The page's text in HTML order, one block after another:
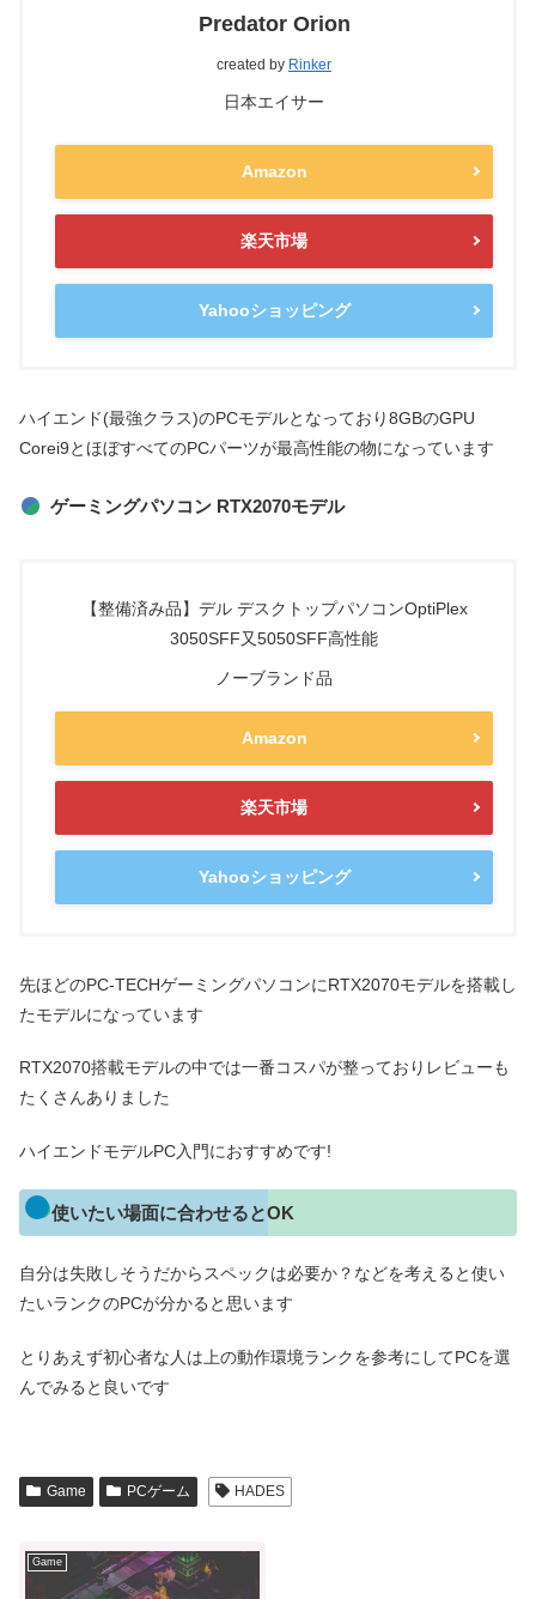
Predator Orion
created by Rinker
日本エイサー
Amazon
楽天市場
Yahooショッピング
ハイエンド(最強クラス)のPCモデルとなっており8GBのGPU
Corei9とほぼすべてのPCパーツが最高性能の物になっています
ゲーミングパソコン RTX2070モデル
【整備済み品】デル デスクトップパソコンOptiPlex
3050SFF又5050SFF高性能
ノーブランド品
Amazon
楽天市場
Yahooショッピング
先ほどのPC-TECHゲーミングパソコンにRTX2070モデルを搭載し
たモデルになっています
RTX2070搭載モデルの中では一番コスパが整っておりレビューも
たくさんありました
ハイエンドモデルPC入門におすすめです!
使いたい場面に合わせるとOK
自分は失敗しそうだからスペックは必要か？などを考えると使い
たいランクのPCが分かると思います
とりあえず初心者な人は上の動作環境ランクを参考にしてPCを選
んでみると良いです
Game PCゲーム HADES
Game